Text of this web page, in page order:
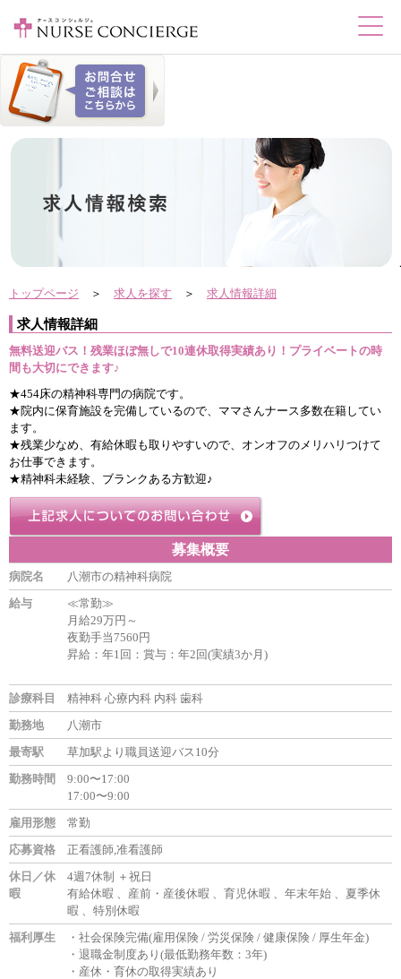
トップページ ＞ 求人を探す ＞ 求人情報詳細
求人情報詳細
無料送迎バス！残業ほぼ無しで10連休取得実績あり！プライベートの時
間も大切にできます♪
★454床の精神科専門の病院です。
★院内に保育施設を完備しているので、ママさんナース多数在籍してい
ます。
★残業少なめ、有給休暇も取りやすいので、オンオフのメリハリつけて
お仕事できます。
★精神科未経験、ブランクある方歓迎♪
募集概要
病院名
八潮市の精神科病院
給与
≪常勤≫
月給29万円～
夜勤手当7560円
昇給：年1回：賞与：年2回(実績3か月)
診療科目
精神科 心療内科 内科 歯科
勤務地
八潮市
最寄駅
草加駅より職員送迎バス10分
勤務時間
9:00〜17:00
17:00〜9:00
雇用形態
常勤
応募資格
正看護師,准看護師
休日／休
暇
4週7休制 ＋祝日
有給休暇 、産前・産後休暇 、育児休暇 、年末年始 、夏季休
暇 、特別休暇
福利厚生
・社会保険完備(雇用保険 / 労災保険 / 健康保険 / 厚生年金)
・退職金制度あり(最低勤務年数：3年)
・産休・育休の取得実績あり